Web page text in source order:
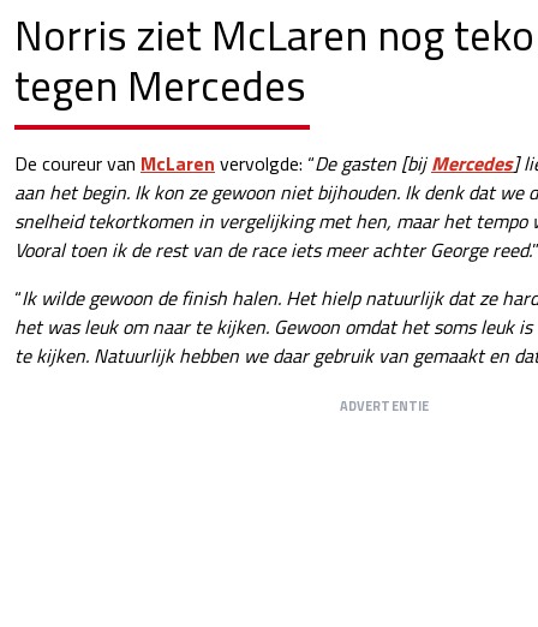
Norris ziet McLaren nog
tegen Mercedes
De coureur van McLaren vervolgde: “De gasten [bijMercedes]
aan het begin. Ik kon ze gewoon niet bijhouden. Ik denk dat we
snelheid tekortkomen in vergelijking met hen, maar het tempo
Vooral toen ik de rest van de race iets meer achter George reed.”
“Ik wilde gewoon de finish halen. Het hielp natuurlijk dat ze
het was leuk om naar te kijken. Gewoon omdat het soms leuk
te kijken. Natuurlijk hebben we daar gebruik van gemaakt en
ADVERTENTIE